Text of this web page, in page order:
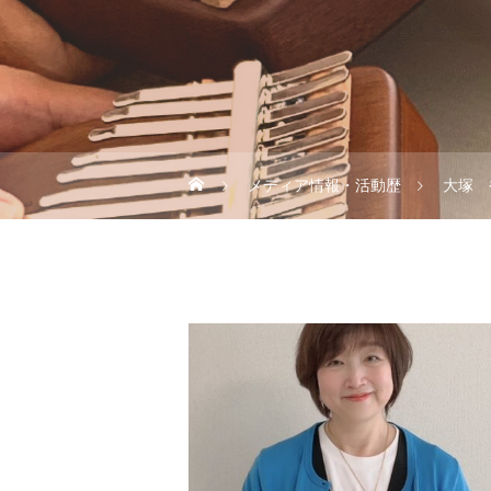
メディア情報・活動歴 大塚